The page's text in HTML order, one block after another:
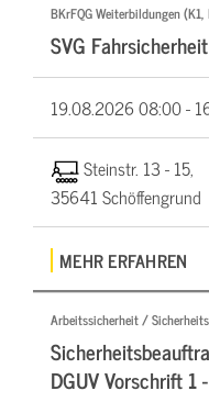
BKrFQG Weiterbildungen
SVG
19.08.202608:00 -
Steinstr. 13 - 15,
35641 Schöffengrund
MEHR ERFAHREN
Arbeitssicherheit /
DGUV Vorschrift 1